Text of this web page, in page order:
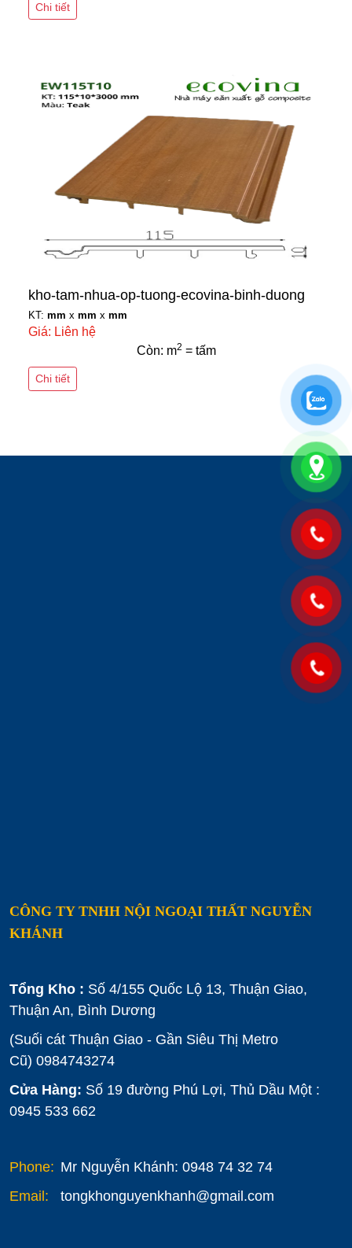
Chi tiết
kho-tam-nhua-op-tuong-ecovina-binh-duong
KT: mm x mm x mm
Giá: Liên hệ
Còn: m2 = tấm
Chi tiết
CÔNG TY TNHH NỘI NGOẠI THẤT NGUYỄN
KHÁNH
Tổng Kho : Số 4/155 Quốc Lộ 13, Thuận Giao,
Thuận An, Bình Dương
(Suối cát Thuận Giao - Gần Siêu Thị Metro
Cũ) 0984743274
Cửa Hàng: Số 19 đường Phú Lợi, Thủ Dầu Một :
0945 533 662
Phone: Mr Nguyễn Khánh: 0948 74 32 74
Email:
tongkhonguyenkhanh@gmail.com